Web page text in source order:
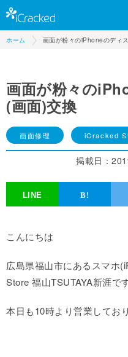
ホーム 画面が粉々のiPhoneのディ
画面が粉々の
(画面)交換
画面修理 iCracked
掲載日：
こんにちは
広島県福山市にあるスマホ
Store 福山TSUTAYA新涯で
本日も10時より営業してお